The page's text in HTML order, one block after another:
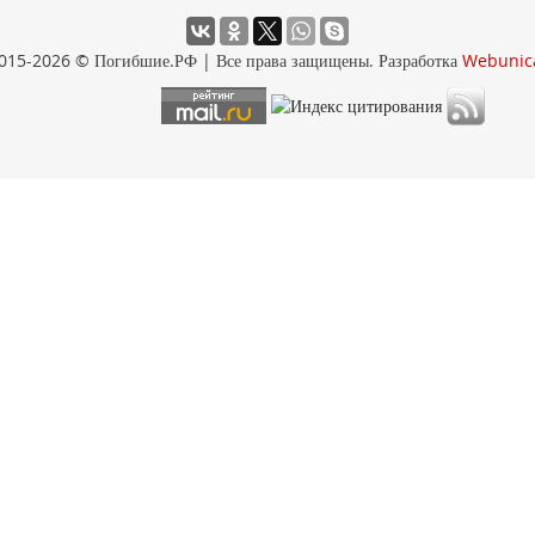
2026 © Погибшие.РФ | Все права защищены. Разработка